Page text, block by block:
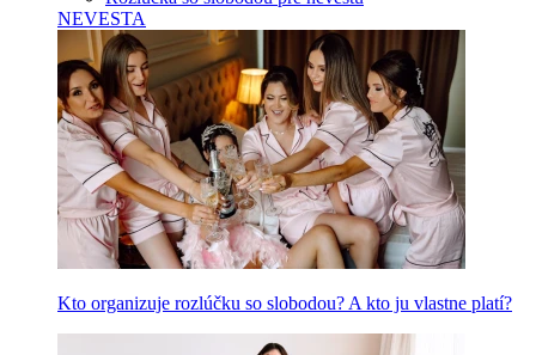
NEVESTA
Kto organizuje rozlúčku so slobodou? A kto ju vlastne platí?